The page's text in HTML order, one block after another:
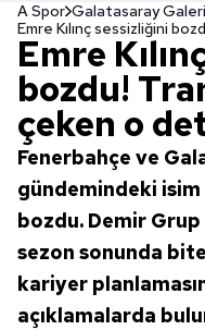
A Spor Galatasaray
Emre Kılınç sessizliğini
Emre
bozdu!
çeken o
Fenerbahçe ve
gündemindeki isim
bozdu. Demir
sezon sonunda
kariyer
açıklamalarda